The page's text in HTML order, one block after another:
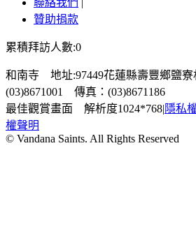
贊助捐款
累積拜訪人數:0
和南寺 地址:97449花蓮縣壽豐鄉鹽
(03)8671001 傳真：(03)8671186
最佳觀賞畫面 解析度1024*768|隱私
權聲明
© Vandana Saints. All Rights Reserved